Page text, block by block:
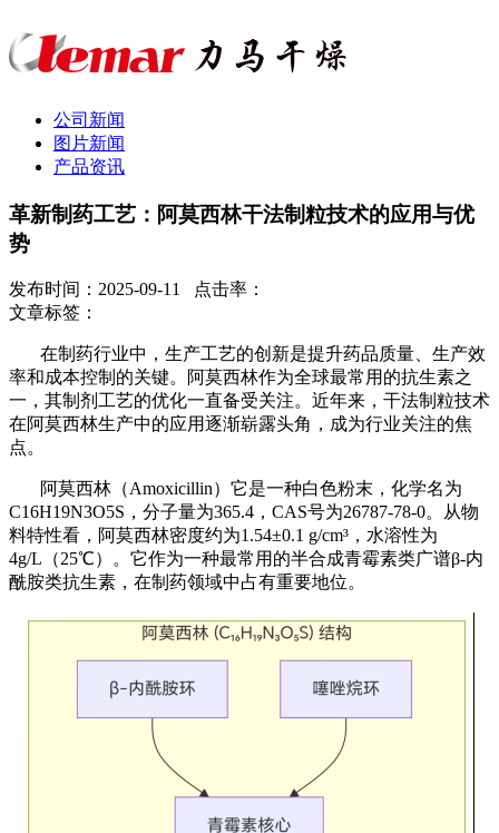
公司新闻
图片新闻
产品资讯
革新制药工艺：阿莫西林干法制粒技术的应用与优
势
发布时间：2025-09-11 点击率：
文章标签：
在制药行业中，生产工艺的创新是提升药品质量、生产效
率和成本控制的关键。阿莫西林作为全球最常用的抗生素之
一，其制剂工艺的优化一直备受关注。近年来，干法制粒技术
在阿莫西林生产中的应用逐渐崭露头角，成为行业关注的焦
点。
阿莫西林（Amoxicillin）它是一种白色粉末，化学名为
C16H19N3O5S，分子量为365.4，CAS号为26787-78-0。从物
料特性看，阿莫西林密度约为1.54±0.1 g/cm³，水溶性为
4g/L（25℃）。它作为一种最常用的半合成青霉素类广谱β-内
酰胺类抗生素，在制药领域中占有重要地位。